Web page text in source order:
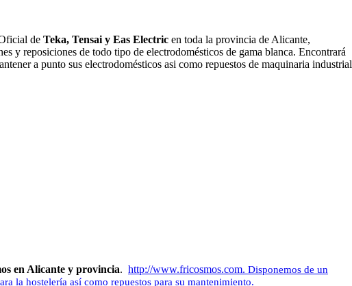
de Teka, Tensai y Eas Electric en toda la provincia de Alicante,
y reposiciones de todo tipo de electrodomésticos de gama blanca. Encontrará
a punto sus electrodomésticos asi como repuestos de maquinaria industrial
en Alicante y provincia. http://www.fricosmos.com. Disponemos de un
la hostelería así como repuestos para su mantenimiento.